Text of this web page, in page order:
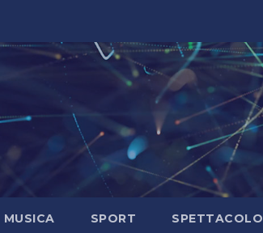
MUSICA SPORT SPETTACOLO